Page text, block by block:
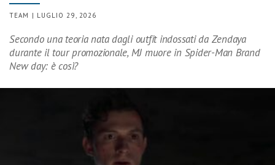
TEAM | LUGLIO 29, 2026
Secondo una teoria nata dagli outfit indossati da Zendaya
durante il tour promozionale, MJ muore in Spider-Man Brand
New day: è così?